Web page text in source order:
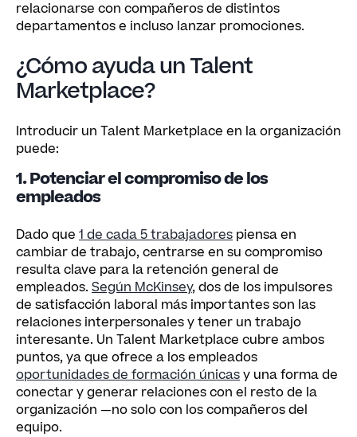
relacionarse con compañeros de distintos
departamentos e incluso lanzar promociones.
¿Cómo ayuda un Talent
Marketplace?
Introducir un Talent Marketplace en la organización
puede:
1. Potenciar el compromiso de los
empleados
Dado que 1 de cada 5 trabajadores piensa en
cambiar de trabajo, centrarse en su compromiso
resulta clave para la retención general de
empleados. Según McKinsey, dos de los impulsores
de satisfacción laboral más importantes son las
relaciones interpersonales y tener un trabajo
interesante. Un Talent Marketplace cubre ambos
puntos, ya que ofrece a los empleados
oportunidades de formación únicasy una forma de
conectar y generar relaciones con el resto de la
organización —no solo con los compañeros del
equipo.